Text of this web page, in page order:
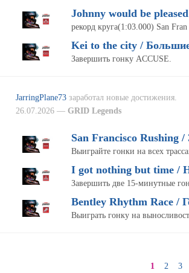
Johnny would be
рекорд круга(1:03.000) San
Kei to the city /
Завершить гонку ACCUSE.
JarringPlane73 заработал новые достижения.
26.07.2026 —GRID Legends
San Francisco Rushing
Выиграйте гонки на всех
I got nothing but time /
Завершить две 15-минутные
Bentley Rhythm Race /
Выиграть гонку на
1 2 3